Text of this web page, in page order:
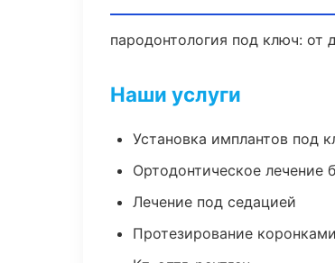
пародонтология под ключ: от
Наши услуги
Установка имплантов под
Ортодонтическое лечение
Лечение под седацией
Протезирование